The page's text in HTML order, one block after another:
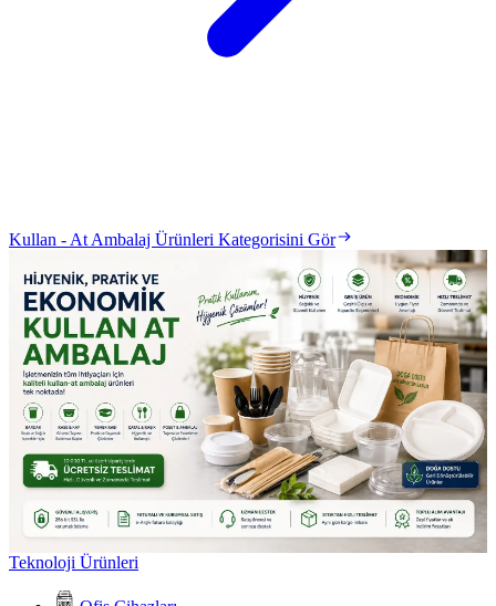
Kullan - At Ambalaj Ürünleri Kategorisini Gör
Teknoloji Ürünleri